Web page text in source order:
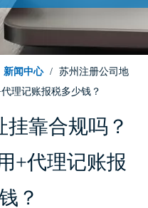
新闻中心 / 苏州注册公司地
理记账报税多少钱？
靠合规吗？
+代理记账报
？